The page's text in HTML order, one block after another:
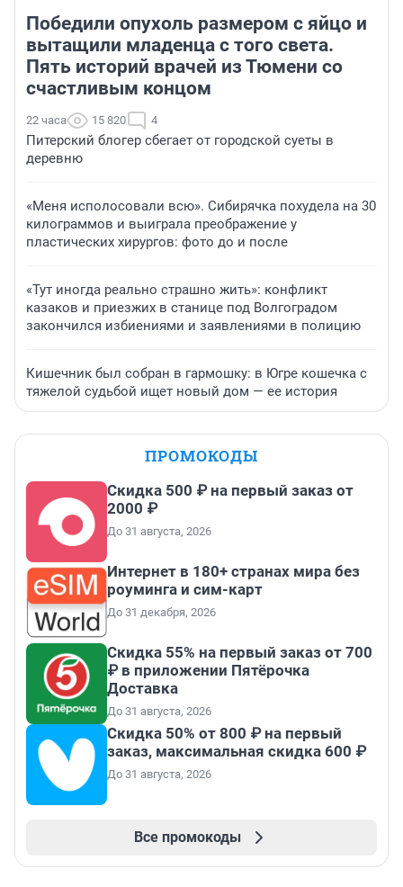
Победили опухоль размером с яйцо и
вытащили младенца с того света.
Пять историй врачей из Тюмени со
счастливым концом
22 часа 15 820 4
Питерский блогер сбегает от городской суеты в
деревню
«Меня исполосовали всю». Сибирячка похудела на 30
килограммов и выиграла преображение у
пластических хирургов: фото до и после
«Тут иногда реально страшно жить»: конфликт
казаков и приезжих в станице под Волгоградом
закончился избиениями и заявлениями в полицию
Кишечник был собран в гармошку: в Югре кошечка с
тяжелой судьбой ищет новый дом — ее история
ПРОМОКОДЫ
Скидка 500 ₽ на первый заказ от
2000 ₽
До 31 августа, 2026
Интернет в 180+ странах мира без
роуминга и сим-карт
До 31 декабря, 2026
Скидка 55% на первый заказ от 700
₽ в приложении Пятёрочка
Доставка
До 31 августа, 2026
Скидка 50% от 800 ₽ на первый
заказ, максимальная скидка 600 ₽
До 31 августа, 2026
Все промокоды